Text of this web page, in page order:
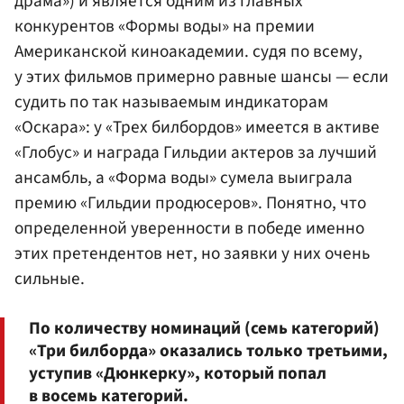
конкурентов «Формы воды» на премии
Американской киноакадемии. судя по всему,
у этих фильмов примерно равные шансы — если
судить по так называемым индикаторам
«Оскара»: у «Трех билбордов» имеется в активе
«Глобус» и награда Гильдии актеров за лучший
ансамбль, а «Форма воды» сумела выиграла
премию «Гильдии продюсеров». Понятно, что
определенной уверенности в победе именно
этих претендентов нет, но заявки у них очень
сильные.
По количеству номинаций (семь категорий)
«Три билборда» оказались только третьими,
уступив «Дюнкерку», который попал
в восемь категорий.